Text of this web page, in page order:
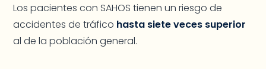
Los pacientes con SAHOS tienen un riesgo de
accidentes de tráfico hasta siete veces superior
al de la población general.